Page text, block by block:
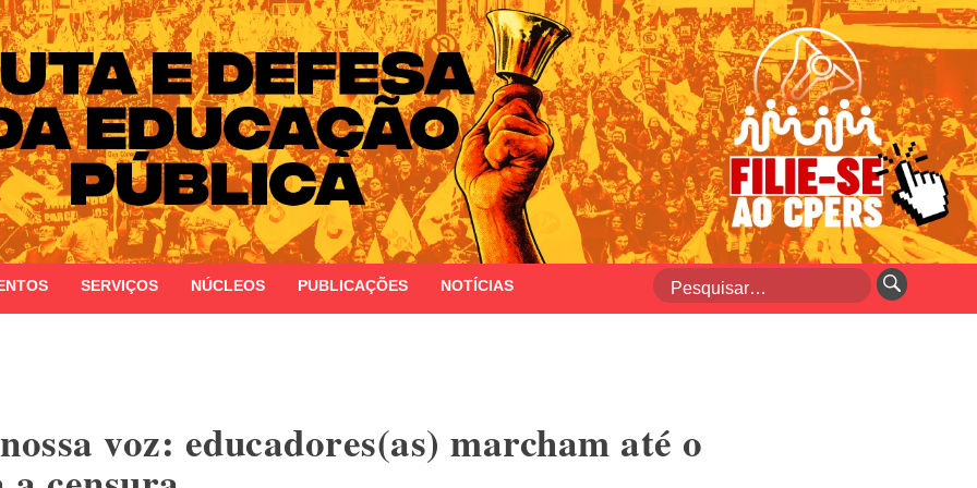
Estado do Rio Grande do Sul
SERVIÇOS NÚCLEOS PUBLICAÇÕES NOTÍCIAS
voz: educadores(as) marcham até o